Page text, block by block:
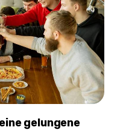
gelungene